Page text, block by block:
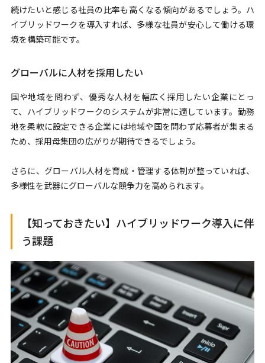
続けたいと感じる社員の比率も高くなる傾向があるでしょう。ハ
イブリッドワークを導入すれば、多様な社員が安心して働ける環
境を構築可能です。
グローバルに人材を採用したい
国や地域を問わず、優秀な人材を幅広く採用したい企業にとっ
て、ハイブリッドワークのシステムが非常に適しています。勤務
地を柔軟に設定できる企業には地域や国を問わず応募者が集まる
ため、採用母集団の広がりが期待できるでしょう。
さらに、グローバル人材を育成・管理する体制が整っていれば、
多様性を武器にグローバルな競争力を高められます。
【知っておきたい】ハイブリッドワーク導入に伴
う課題